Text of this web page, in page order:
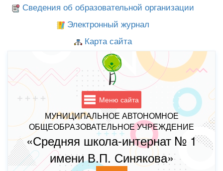
Сведения об образовательной организации
Электронный журнал
Карта сайта
Меню сайта
МУНИЦИПАЛЬНОЕ АВТОНОМНОЕ
ОБЩЕОБРАЗОВАТЕЛЬНОЕ УЧРЕЖДЕНИЕ
«Средняя школа-интернат № 1
имени В.П. Синякова»